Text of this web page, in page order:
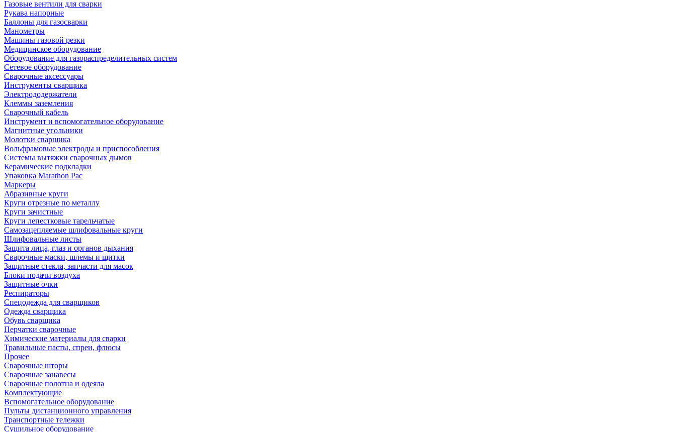
Газовые вентили для сварки
Рукава напорные
Баллоны для газосварки
Манометры
Машины газовой резки
Медицинское оборудование
Оборудование для газораспределительных систем
Сетевое оборудование
Сварочные аксессуары
Инструменты сварщика
Электрододержатели
Клеммы заземления
Сварочный кабель
Инструмент и вспомогательное оборудование
Магнитные угольники
Молотки сварщика
Вольфрамовые электроды и приспособления
Системы вытяжки сварочных дымов
Керамические подкладки
Упаковка Marathon Pac
Маркеры
Абразивные круги
Круги отрезные по металлу
Круги зачистные
Круги лепестковые тарельчатые
Самозацепляемые шлифовальные круги
Шлифовальные листы
Защита лица, глаз и органов дыхания
Сварочные маски, шлемы и щитки
Защитные стекла, запчасти для масок
Блоки подачи воздуха
Защитные очки
Респираторы
Спецодежда для сварщиков
Одежда сварщика
Обувь сварщика
Перчатки сварочные
Химические материалы для сварки
Травильные пасты, спреи, флюсы
Прочее
Сварочные шторы
Сварочные занавесы
Сварочные полотна и одеяла
Комплектующие
Вспомогательное оборудование
Пульты дистанционного управления
Транспортные тележки
Сушильное оборудование